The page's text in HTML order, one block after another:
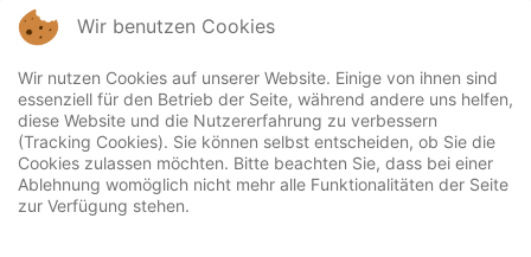
Zum Hauptinhalt springen
Ineffizienzen
IHRE MAILADRESSE
Wir benutzen Cookies
Wir nutzen Cookies auf unserer Website. Einige von ihnen sind
essenziell für den Betrieb der Seite, während andere uns helfen,
diese Website und die Nutzererfahrung zu verbessern
(Tracking Cookies). Sie können selbst entscheiden, ob Sie die
Cookies zulassen möchten. Bitte beachten Sie, dass bei einer
Ablehnung womöglich nicht mehr alle Funktionalitäten der Seite
zur Verfügung stehen.